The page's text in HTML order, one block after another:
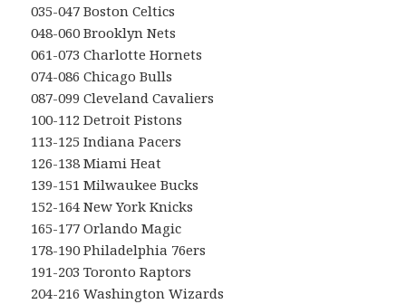
035-047 Boston Celtics
048-060 Brooklyn Nets
061-073 Charlotte Hornets
074-086 Chicago Bulls
087-099 Cleveland Cavaliers
100-112 Detroit Pistons
113-125 Indiana Pacers
126-138 Miami Heat
139-151 Milwaukee Bucks
152-164 New York Knicks
165-177 Orlando Magic
178-190 Philadelphia 76ers
191-203 Toronto Raptors
204-216 Washington Wizards